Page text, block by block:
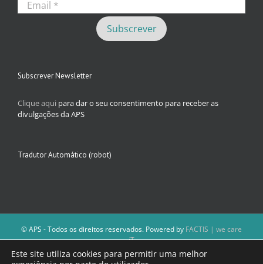
Subscrever Newsletter
Clique aqui para dar o seu consentimento para receber as
divulgações da APS
Tradutor Automático (robot)
© APS - Todos os direitos reservados. Powered by FACTIS | we care
iT
A Direção da APS reserva-se o direito de não publicar conteúdos que
violem as leis nacionais.
Este site utiliza cookies para permitir uma melhor